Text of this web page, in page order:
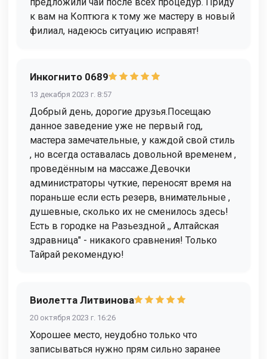
к вам на Коптюга к тому же мастеру в новый
филиал, надеюсь ситуацию исправят!
Инкогнито 0689
13 декабря 2023 г. 8:57
Добрый день, дорогие друзья.Посещаю
данное заведение уже не первый год,
мастера замечательные, у каждой свой стиль
, но всегда оставалась довольной временем ,
проведённым на массаже.Девочки
администраторы чуткие, переносят время на
пораньше если есть резерв, внимательные ,
душевные, сколько их не сменилось здесь!
Есть в городке на Разьездной ,, Алтайская
здравница" - никакого сравнения! Только
Тайрай рекомендую!
Виолетта Литвинова
20 октября 2023 г. 16:26
Хорошее место, неудобно только что
записываться нужно прям сильно заранее